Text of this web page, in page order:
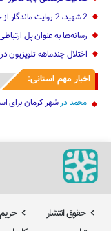
2 شهید، 2 روایت ماندگار از جبهه رسانه و ایثار در شهرستان نهاوند
رسانه‌ها به عنوان پل
اختلال چندماهه تلویزیون
اخبار مهم استانی:
محمد درشهر کرمان برای
حقوق انتشار